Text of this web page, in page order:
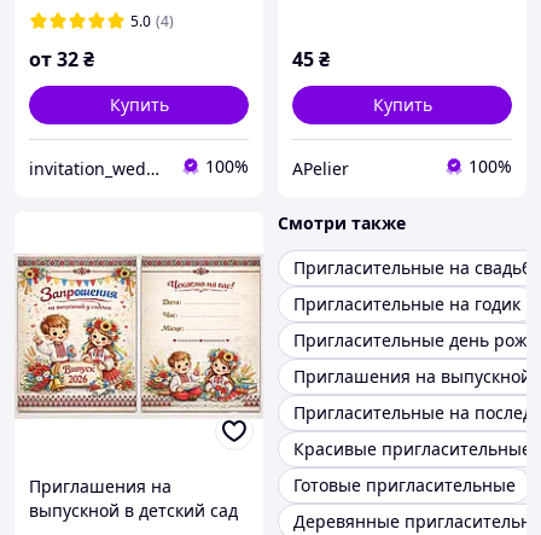
5.0 (4)
от32₴
Купить
invitation_wedding 100%
45₴
Купить
APelier 100%
Приглашения на
выпускной в детский сад
Смотри также
Пригласительные на свадьбу
Пригласительные на годик
Пригласительные день
Приглашения на выпускной
Пригласительные на
Красивые пригласительные
Готовые пригласительные
Деревянные